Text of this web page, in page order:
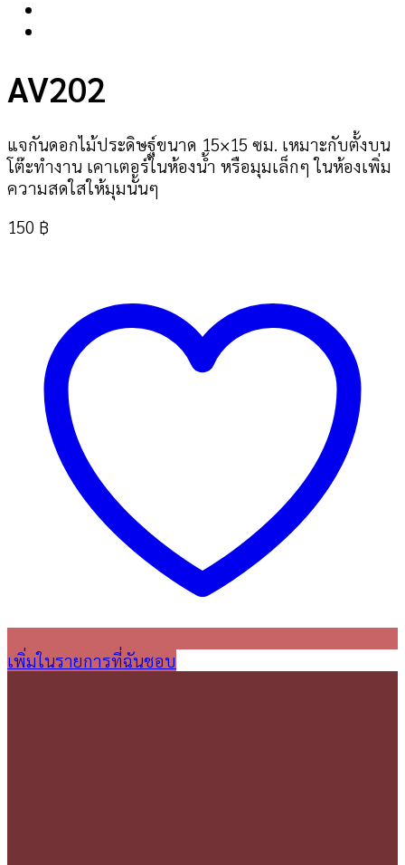
AV202
แจกันดอกไม้ประดิษฐ์ขนาด 15×15 ซม. เหมาะกับตั้งบน
โต๊ะทำงาน เคาเตอร์ในห้องน้ำ หรือมุมเล็กๆ ในห้องเพิ่ม
ความสดใสให้มุมนั้นๆ
150 ฿
เพิ่มในรายการที่ฉันชอบ